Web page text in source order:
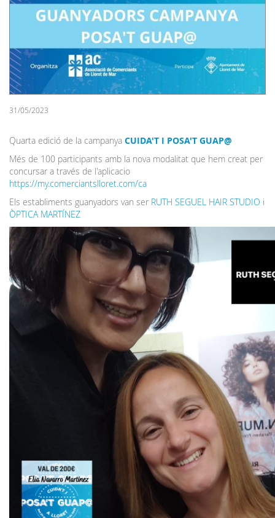
31/05/2023
Quarta edició de la campanya CUIDA'T I POSA'T GUAP@
Més de 100 participants amb la nova modalitat que hem creat per
concursar a través de l'aplicacio
https://my.comerciantslloret.com/ca
Els establiments guanyadors van ser RUTH SEGUEL HAIR STUDIO i
ÒPTICA MARTÍNEZ